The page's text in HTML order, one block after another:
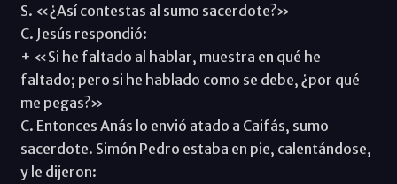
S. «¿Así contestas al sumo sacerdote?»
C. Jesús respondió:
+ «Si he faltado al hablar, muestra en qué he
faltado; pero si he hablado como se debe, ¿por qué
me pegas?»
C. Entonces Anás lo envió atado a Caifás, sumo
sacerdote. Simón Pedro estaba en pie, calentándose,
y le dijeron: